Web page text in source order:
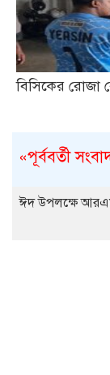
বিসিকের রোজা
«পূর্ববর্তী
ঈদ উপলক্ষে